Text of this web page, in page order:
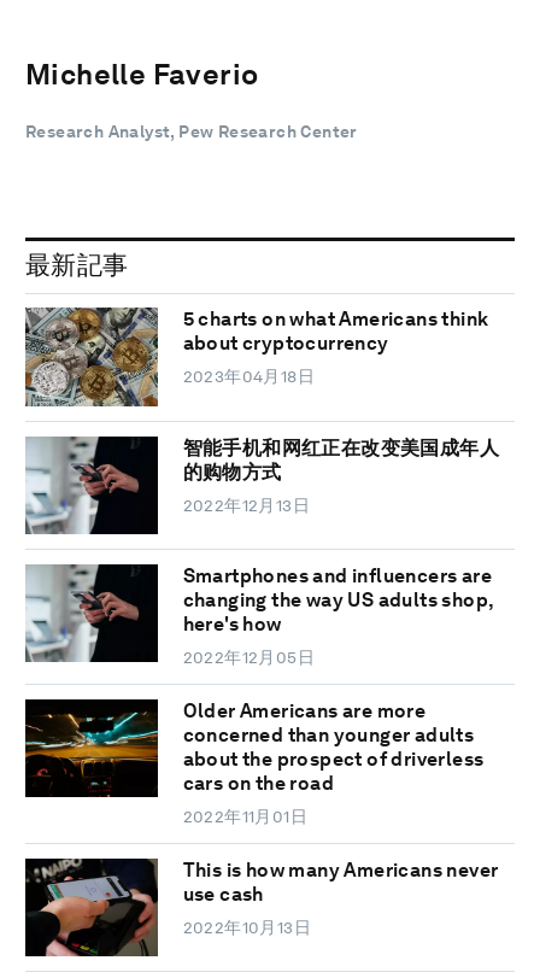
Michelle Faverio
Research Analyst, Pew Research Center
最新記事
5 charts on what Americans think
about cryptocurrency
2023年04月18日
智能手机和网红正在改变美国成年人
的购物方式
2022年12月13日
Smartphones and influencers are
changing the way US adults shop,
here's how
2022年12月05日
Older Americans are more
concerned than younger adults
about the prospect of driverless
cars on the road
2022年11月01日
This is how many Americans never
use cash
2022年10月13日